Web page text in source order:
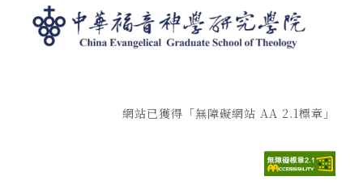
網站已獲得「無障礙網站 AA 2.1標章」